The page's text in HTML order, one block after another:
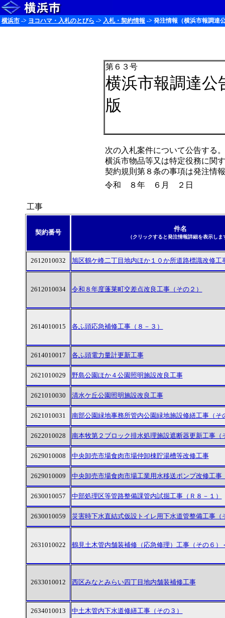
横浜市 -> ヨコハマ・入札のとびら -> 入札・契約情報 -> 発注情報（横浜市報調達
第６３号
横浜市報調達公
版
次の入札案件について公告する。
横浜市物品等又は特定役務に関
契約規則第８条の事項は発注情
令和 ８年 ６月 ２日
工事
契約番号 件名
（クリックすると発注情報詳細を表示しま
2612010032 旭区鶴ケ峰二丁目地内ほか１０か所道路標識改修工
2612010034 令和８年度蓬莱町交差点改良工事（その２）
2614010015 各ふ頭応急補修工事（８－３）
2614010017 各ふ頭電力量計更新工事
2621010029 野島公園ほか４公園照明施設改良工事
2621010030 清水ケ丘公園照明施設改良工事
2621010031 南部公園緑地事務所管内公園緑地施設修繕工事（そ
2622010028 南本牧第２ブロック排水処理施設遮断器更新工事（
2629010008 中央卸売市場食肉市場仲卸棟貯湯槽等改修工事
2629010009 中央卸売市場食肉市場工業用水移送ポンプ改修工事
2630010057 中部処理区等管路整備課管内試掘工事（Ｒ８－１）
2630010059 災害時下水直結式仮設トイレ用下水道管整備工事（
2631010022 鶴見土木管内舗装補修（応急修理）工事（その６）
2633010012 西区みなとみらい四丁目地内舗装補修工事
2634010013 中土木管内下水道修繕工事（その３）